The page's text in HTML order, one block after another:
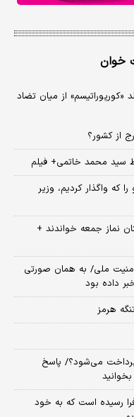
خوان
«کورپوراتیسم» از میان تضاد
از کشور؟
سید محمد خاتمی+ فیلم
که واگذار کردیم، وزیر
نماز جمعه خواندند +
امنیت ملی/ به همان صورتی
داده بود
هرمز
پرداخت می‌شود؟/ پاسخ
رسیده است که به خود